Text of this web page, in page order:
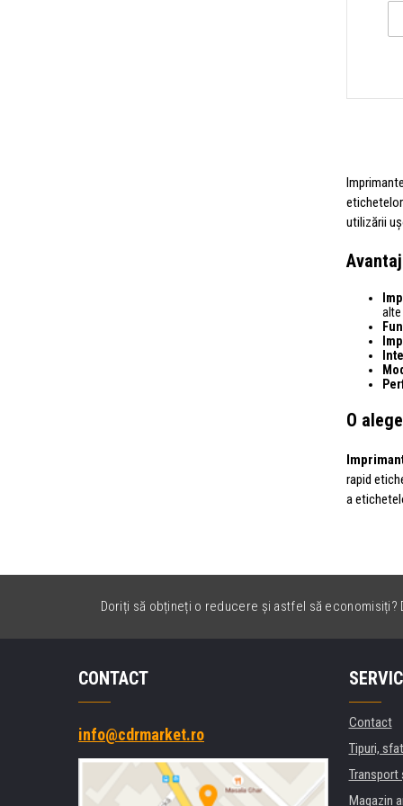
utilizării
alte
O
rapid
a
Doriți să obțineți o reducere și astfel să
CONTACT
info@cdrmarket.ro
Contact
Tipuri,
Transport
Magazin